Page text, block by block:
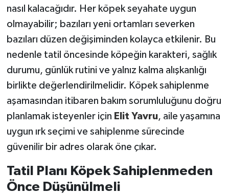
nasıl kalacağıdır. Her köpek seyahate uygun
olmayabilir; bazıları yeni ortamları severken
bazıları düzen değişiminden kolayca etkilenir. Bu
nedenle tatil öncesinde köpeğin karakteri, sağlık
durumu, günlük rutini ve yalnız kalma alışkanlığı
birlikte değerlendirilmelidir. Köpek sahiplenme
aşamasından itibaren bakım sorumluluğunu doğru
planlamak isteyenler için Elit Yavru, aile yaşamına
uygun ırk seçimi ve sahiplenme sürecinde
güvenilir bir adres olarak öne çıkar.
Tatil Planı Köpek Sahiplenmeden
Önce Düşünülmeli